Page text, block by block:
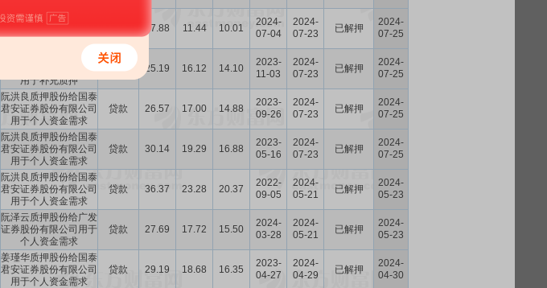
阮洪良质押股份给国泰
君安证券股份有限公司
用于补充质押
补充质押 17.88 11.44 10.01
2024-
07-04
2024-
07-23
已解押
2024-
07-25
阮洪良质押股份给国泰
君安证券股份有限公司
用于补充质押
补充质押 25.19 16.12 14.10
2023-
11-03
2024-
07-23
已解押
2024-
07-25
阮洪良质押股份给国泰
君安证券股份有限公司
用于个人资金需求
贷款 26.57 17.00 14.88
2023-
09-26
2024-
07-23
已解押
2024-
07-25
阮洪良质押股份给国泰
君安证券股份有限公司
用于个人资金需求
贷款 30.14 19.29 16.88
2023-
05-16
2024-
07-23
已解押
2024-
07-25
阮洪良质押股份给国泰
君安证券股份有限公司
用于个人资金需求
贷款 36.37 23.28 20.37
2022-
09-05
2024-
05-21
已解押
2024-
05-23
阮泽云质押股份给广发
证券股份有限公司用于
个人资金需求
贷款 27.69 17.72 15.50
2024-
03-28
2024-
05-21
已解押
2024-
05-23
姜瑾华质押股份给国泰
君安证券股份有限公司
用于个人资金需求
贷款 29.19 18.68 16.35
2023-
04-27
2024-
04-29
已解押
2024-
04-30